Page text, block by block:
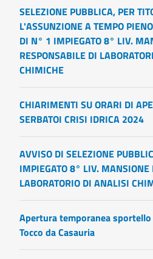
SELEZIONE PUBBLICA, PER
L'ASSUNZIONE A TEMPO
DI N° 1 IMPIEGATO 8° LIV.
RESPONSABILE DI
CHIMICHE
CHIARIMENTI SU ORARI DI
SERBATOI CRISI IDRICA 2024
AVVISO DI SELEZIONE
IMPIEGATO 8° LIV. MANSIONE
LABORATORIO DI ANALISI
Apertura temporanea
Tocco da Casauria